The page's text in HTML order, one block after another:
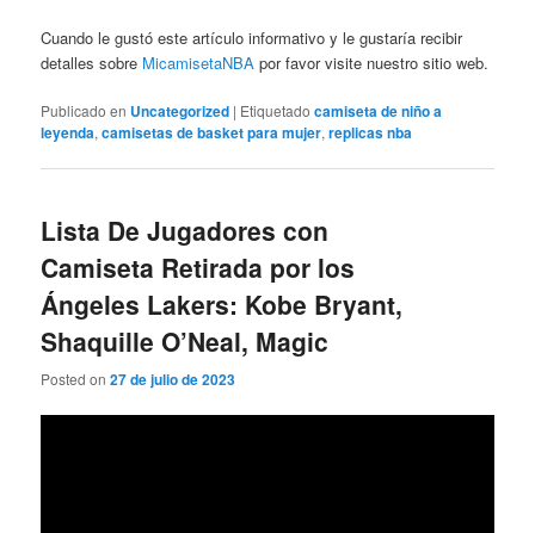
Cuando le gustó este artículo informativo y le gustaría recibir
detalles sobre MicamisetaNBA por favor visite nuestro sitio web.
Publicado en Uncategorized | Etiquetado camiseta de niño a
leyenda,camisetas de basket para mujer,replicas nba
Lista De Jugadores con
Camiseta Retirada por los
Ángeles Lakers: Kobe Bryant,
Shaquille O’Neal, Magic
Posted on27 de julio de 2023